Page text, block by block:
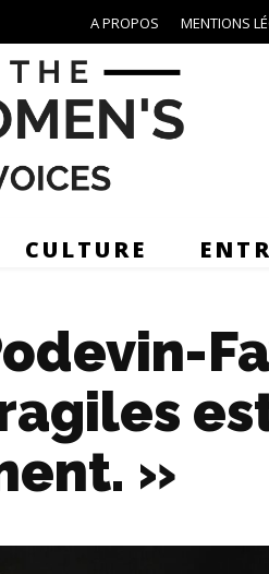
A PROPOS MENTIONS
CULTURE
»